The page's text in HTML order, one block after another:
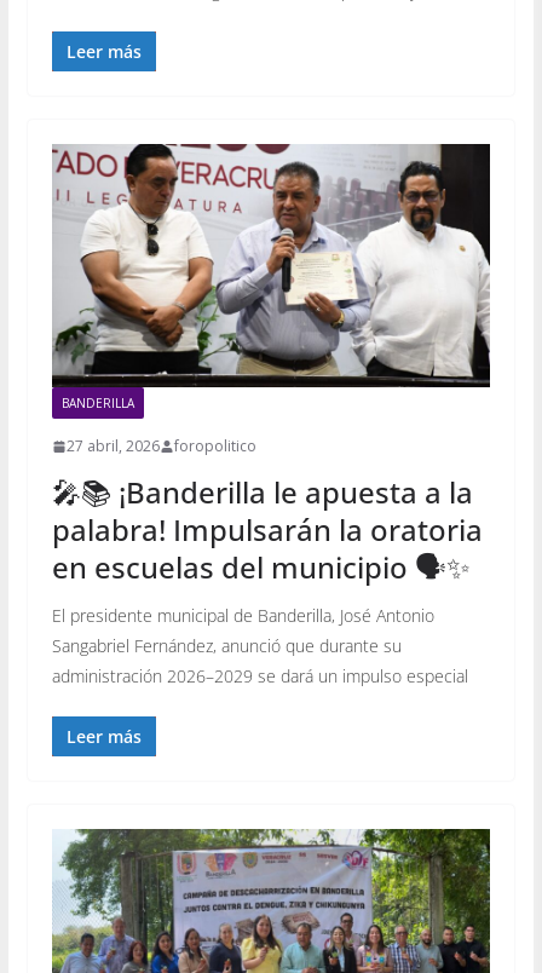
Leer más
BANDERILLA
27 abril, 2026 foropolitico
🎤📚 ¡Banderilla le apuesta a la
palabra! Impulsarán la oratoria
en escuelas del municipio 🗣️✨
El presidente municipal de Banderilla, José Antonio
Sangabriel Fernández, anunció que durante su
administración 2026–2029 se dará un impulso especial
Leer más